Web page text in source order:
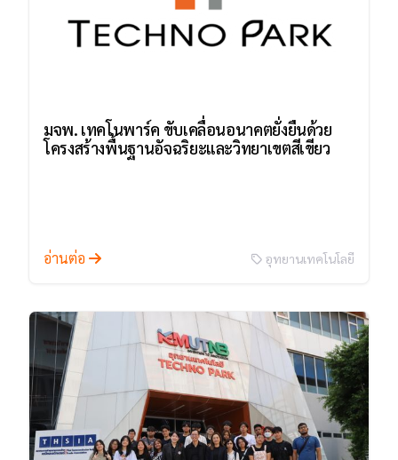
มจพ. เทคโนพาร์ค ขับเคลื่อนอนาคตยั่งยืนด้วย
โครงสร้างพื้นฐานอัจฉริยะและวิทยาเขตสีเขียว
อ่านต่อ อุทยานเทคโนโลยี